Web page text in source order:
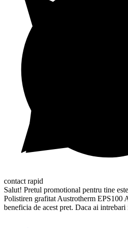
contact rapid
Salut! Pretul promotional pentru tine
Polistiren grafitat Austrotherm EPS100
beneficia de acest pret. Daca ai